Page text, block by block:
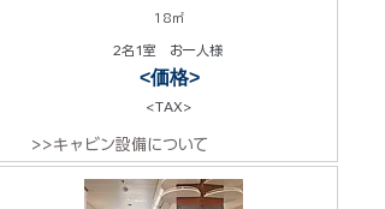
18㎡
2名1室 お一人様
<価格>
<TAX>
>>キャビン設備について